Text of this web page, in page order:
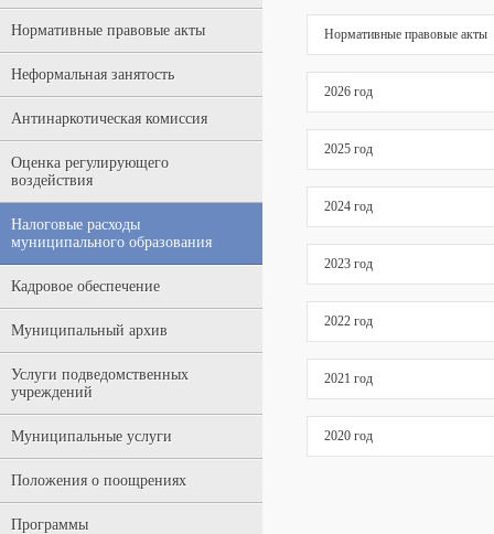
Нормативные правовые акты
Неформальная занятость
Антинаркотическая комиссия
Оценка регулирующего
воздействия
Налоговые расходы
муниципального образования
Кадровое обеспечение
Муниципальный архив
Услуги подведомственных
учреждений
Муниципальные услуги
Положения о поощрениях
Программы
Нормативные правовые акты
2026 год
2025 год
2024 год
2023 год
2022 год
2021 год
2020 год